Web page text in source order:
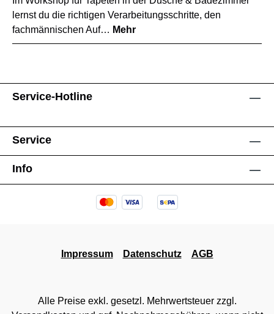
lernst du die richtigen Verarbeitungsschritte, den
fachmännischen Auf… Mehr
Service-Hotline
Service
Info
Impressum Datenschutz AGB
Alle Preise exkl. gesetzl. Mehrwertsteuer zzgl.